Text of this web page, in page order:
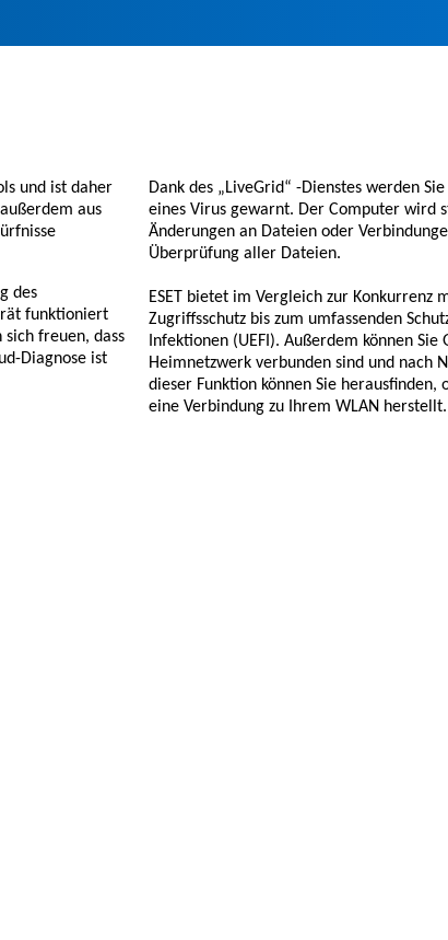
und ist daher
aus
des
funktioniert
freuen, dass
Diagnose ist
Dank des „LiveGrid“ -Dienstes werden
eines Virus gewarnt. Der Computer wird
Änderungen an Dateien oder
Überprüfung aller Dateien.
ESET bietet im Vergleich zur Konkurrenz
Zugriffsschutz bis zum umfassenden
Infektionen (UEFI). Außerdem können
Heimnetzwerk verbunden sind und nach
dieser Funktion können Sie
eine Verbindung zu Ihrem WLAN herstellt.